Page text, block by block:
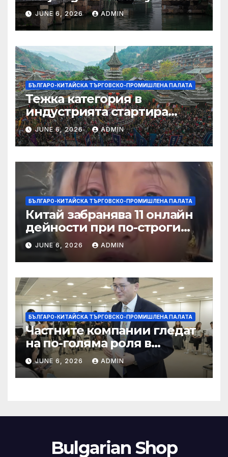
JUNE 6, 2026 ADMIN
БЪЛГАРО-КИТАЙСКА ТЪРГОВСКО-ПРОМИШЛЕНА ПАЛАТА
Тежка категория в
индустрията стартира
алианс за космическа
слънчева енергия
JUNE 6, 2026 ADMIN
БЪЛГАРО-КИТАЙСКА ТЪРГОВСКО-ПРОМИШЛЕНА ПАЛАТА
Китай забранява 11 онлайн
дейности при по-строги
правила за ограничаване на
слуховете и
кибернасилниците
JUNE 6, 2026 ADMIN
БЪЛГАРО-КИТАЙСКА ТЪРГОВСКО-ПРОМИШЛЕНА ПАЛАТА
Частните компании гледат
на по-голяма роля в
стратегическата
енергетика
JUNE 6, 2026 ADMIN
Bulgarian Shop